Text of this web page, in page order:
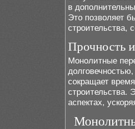
в
Это позволяет
строительства,
Прочность
Монолитные
сокращает
строительства.
аспектах,